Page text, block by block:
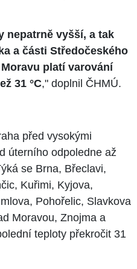
nepatrně vyšší, a tak
a části Středočeského
platí varování
31 °C," doplnil ČHMÚ.
před vysokými
úterního odpoledne až
se Brna, Břeclavi,
Kuřimi, Kyjova,
Pohořelic, Slavkova
Moravou, Znojma a
teploty překročit 31